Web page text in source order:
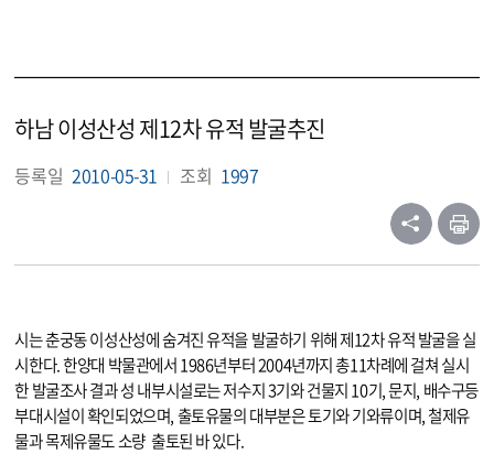
하남 이성산성 제12차 유적 발굴추진
등록일 2010-05-31 조회 1997
시는 춘궁동 이성산성에 숨겨진 유적을 발굴하기 위해 제12차 유적 발굴을 실
시한다. 한양대 박물관에서 1986년부터 2004년까지 총11차례에 걸쳐 실시
한 발굴조사 결과 성 내부시설로는 저수지 3기와 건물지 10기, 문지, 배수구등
부대시설이 확인되었으며, 출토유물의 대부분은 토기와 기와류이며, 철제유
물과 목제유물도 소량 출토된 바 있다.